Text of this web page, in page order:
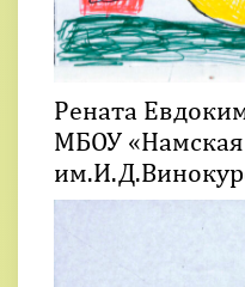
Рената
МБОУ